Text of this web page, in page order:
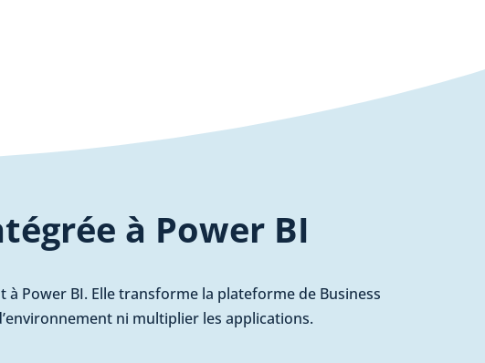
à Power BI
Power BI. Elle transforme la plateforme de Business
ni multiplier les applications.